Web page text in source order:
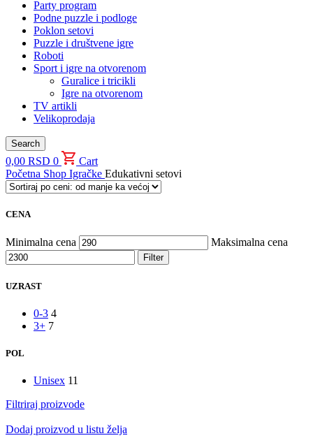
Party program
Podne puzzle i podloge
Poklon setovi
Puzzle i društvene igre
Roboti
Sport i igre na otvorenom
Guralice i tricikli
Igre na otvorenom
TV artikli
Velikoprodaja
Search
0,00 RSD 0
Cart
Početna Shop Igračke Edukativni setovi
CENA
Minimalna cena Maksimalna cena
Filter
UZRAST
0-3 4
3+ 7
POL
Unisex 11
Filtriraj proizvode
Dodaj proizvod u listu želja